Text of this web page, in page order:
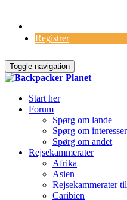
Registrer
Toggle navigation
Start her
Forum
Spørg om lande
Spørg om interesser
Spørg om andet
Rejsekammerater
Afrika
Asien
Rejsekammerater
Caribien